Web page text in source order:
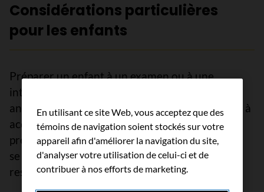
Considérations particulières
pour les enfants
Préparer un enfant à un examen ou à une
intervention peut permettre de réduire son
anxiété et d’accroître sa collaboration et l’aider à
acquérir des habiletés d’adaptation. La
préparation comprend l’explication de ce qui va
se passer pendant l’examen, dont ce qu’il verra,
ressentira et entendra.
En utilisant ce site Web, vous acceptez que des
témoins de navigation soient stockés sur votre
appareil afin d'améliorer la navigation du site,
d'analyser votre utilisation de celui-ci et de
contribuer à nos efforts de marketing.